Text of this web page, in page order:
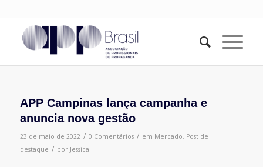
APP Campinas lança campanha e
anuncia nova gestão
23 de maio de 2022 / 0 Comentários / em Mercado, Post de
destaque / por Jessica